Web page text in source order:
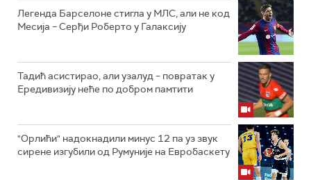
Легенда Барселоне стигла у МЛС, али не код
Месија – Серђи Роберто у Галаксију
Тадић асистирао, али узалуд – повратак у
Ередивизију неће по добром памтити
"Орлићи" надокнадили минус 12 па уз звук
сирене изгубили од Румуније на Евробаскету